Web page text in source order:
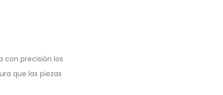
con precisión los
que las piezas